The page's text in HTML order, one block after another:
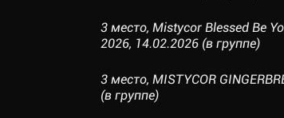
3 место, Mistycor Blessed
2026, 14.02.2026 (в группе)
3 место, MISTYCOR
(в группе)